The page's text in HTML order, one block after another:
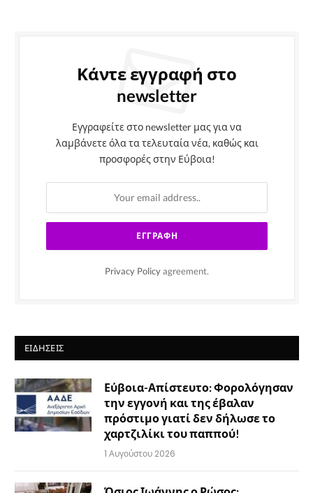
Κάντε εγγραφή στο
newsletter
Εγγραφείτε στο newsletter μας για να
λαμβάνετε όλα τα τελευταία νέα, καθώς και
προσφορές στην Εύβοια!
Privacy Policy agreement.
ΕΙΔΉΣΕΙΣ
Εύβοια-Απίστευτο: Φορολόγησαν
την εγγονή και της έβαλαν
πρόστιμο γιατί δεν δήλωσε το
χαρτζιλίκι του παππού!
1 Αυγούστου 2026